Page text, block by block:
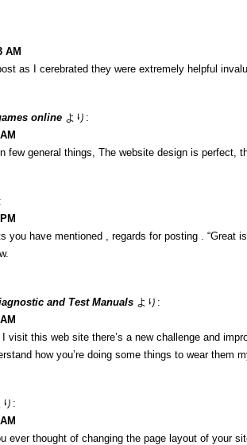
AM
as I cerebrated they were extremely helpful
online より:
few general things, The website design is perfect,
you have mentioned , regards for posting . “Great
and Test Manuals より:
visit this web site there’s a new challenge and
how you’re doing some things to wear them
り:
ever thought of changing the page layout of your